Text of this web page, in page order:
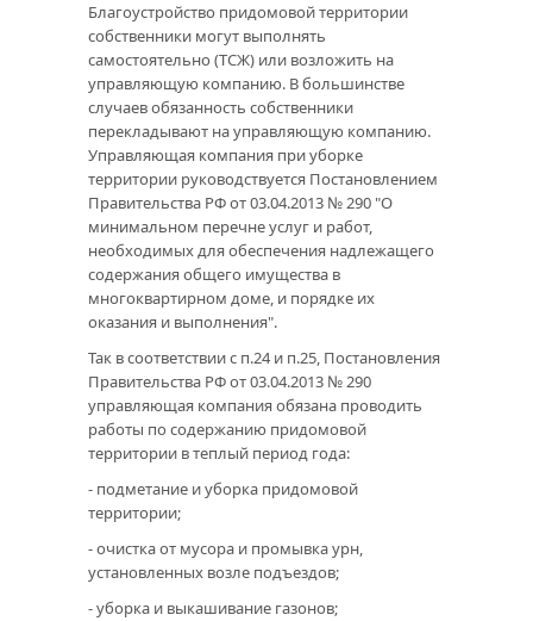
Благоустройство придомовой территории
собственники могут выполнять
самостоятельно (ТСЖ) или возложить на
управляющую компанию. В большинстве
случаев обязанность собственники
перекладывают на управляющую компанию.
Управляющая компания при уборке
территории руководствуется Постановлением
Правительства РФ от 03.04.2013 № 290 "О
минимальном перечне услуг и работ,
необходимых для обеспечения надлежащего
содержания общего имущества в
многоквартирном доме, и порядке их
оказания и выполнения".
Так в соответствии с п.24 и п.25, Постановления
Правительства РФ от 03.04.2013 № 290
управляющая компания обязана проводить
работы по содержанию придомовой
территории в теплый период года:
- подметание и уборка придомовой
территории;
- очистка от мусора и промывка урн,
установленных возле подъездов;
- уборка и выкашивание газонов;